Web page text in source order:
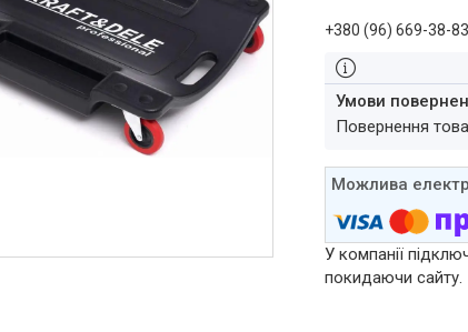
+380 (96) 669-38-83
повернення
У компанії
покидаючи сайту.